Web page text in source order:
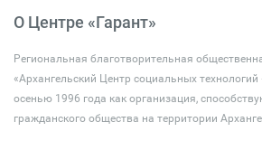
О Центре «Гарант»
Региональная благотворительная
«Архангельский Центр социальных
осенью 1996 года как организация,
гражданского общества на территории